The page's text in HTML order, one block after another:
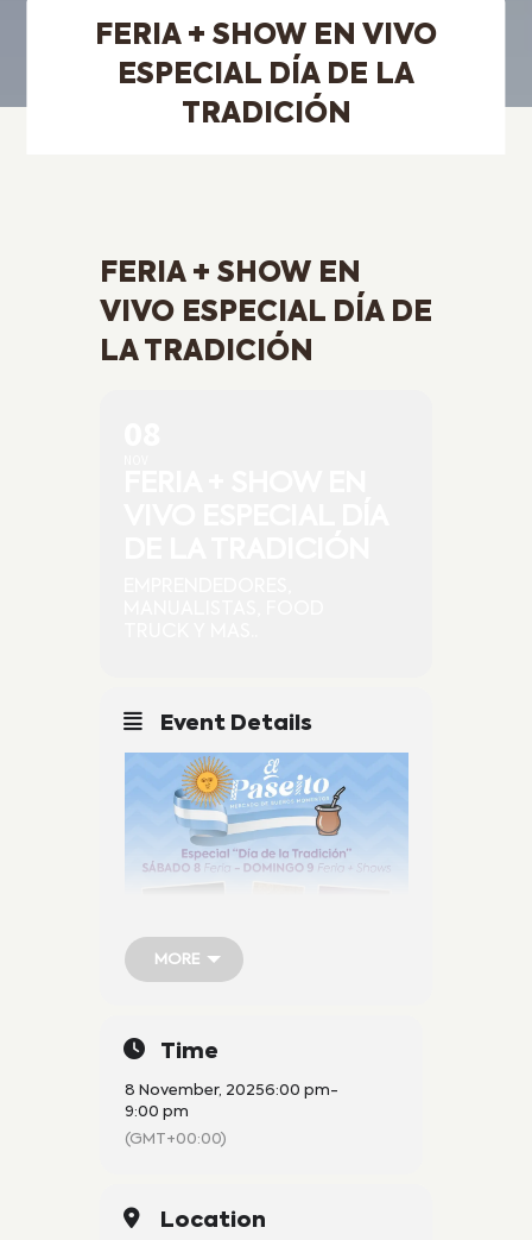
FERIA + SHOW EN VIVO
ESPECIAL DÍA DE LA
TRADICIÓN
FERIA + SHOW EN
VIVO ESPECIAL DÍA DE
LA TRADICIÓN
Event Details
Fin de semana en El Paseito, especial
Sábado 8 de noviembre: Feria de
emprendedores con muchas opciones
MORE
Time
8 November, 20256:00 pm-
9:00 pm
(GMT+00:00)
Location